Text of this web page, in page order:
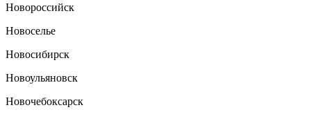
Новороссийск
Новоселье
Новосибирск
Новоульяновск
Новочебоксарск